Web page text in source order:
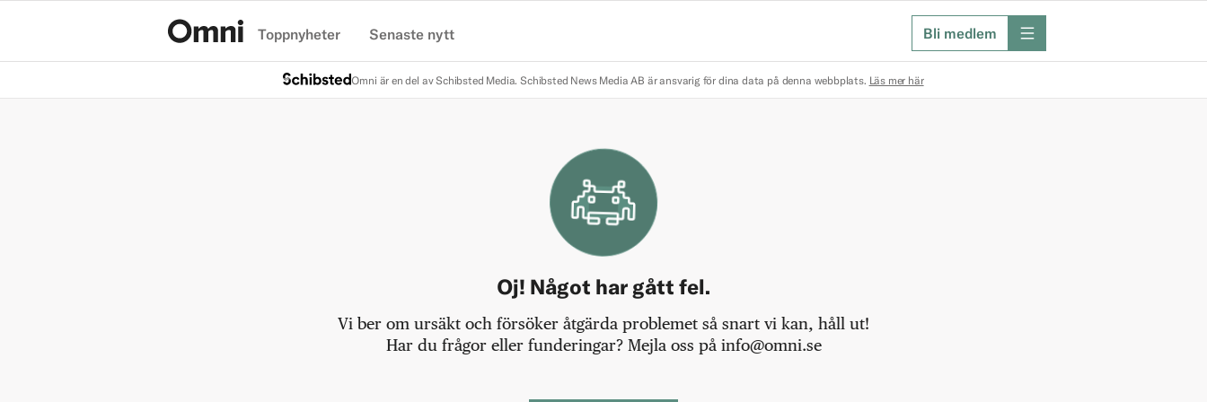
Toppnyheter Senaste nytt Bli medlem meny
Omni är en del av Schibsted Media. Schibsted News Media AB är ansvarig för dina data på denna webbplats. Läs mer här
Oj! Något har gått fel.
Vi ber om ursäkt och försöker åtgärda problemet så snart vi kan, håll ut!
Har du frågor eller funderingar? Mejla oss på info@omni.se